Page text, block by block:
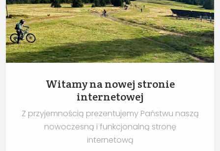
Witamy na nowej stronie
internetowej
Z przyjemnością prezentujemy Państwu naszą
nowoczesną i funkcjonalną stronę
internetową